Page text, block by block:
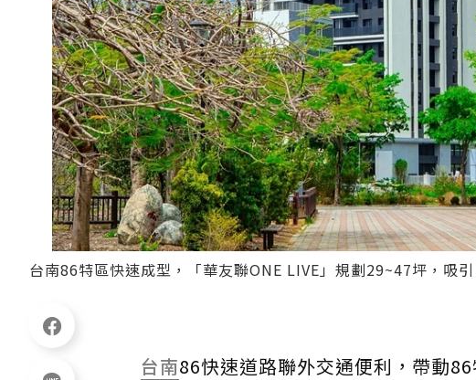
台南86特區快速成型，「華友聯ONE LIVE」規劃29~47坪，吸
台南86快速道路聯外交通便利，帶動